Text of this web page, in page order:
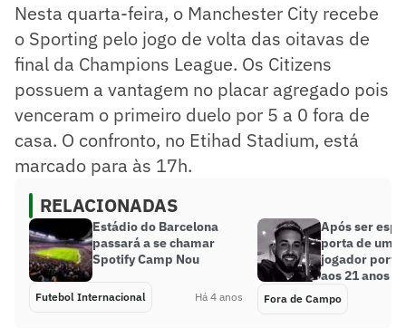
Nesta quarta-feira, o Manchester City recebe
o Sporting pelo jogo de volta das oitavas de
final da Champions League. Os Citizens
possuem a vantagem no placar agregado pois
venceram o primeiro duelo por 5 a 0 fora de
casa. O confronto, no Etihad Stadium, está
marcado para às 17h.
RELACIONADAS
Estádio do Barcelona
passará a se chamar
Spotify Camp Nou
Futebol Internacional Há 4 anos
Após ser
porta de uma
jogador
aos 21 anos
Fora de Campo